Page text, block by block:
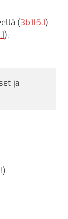
(3b115.1)
).
ja